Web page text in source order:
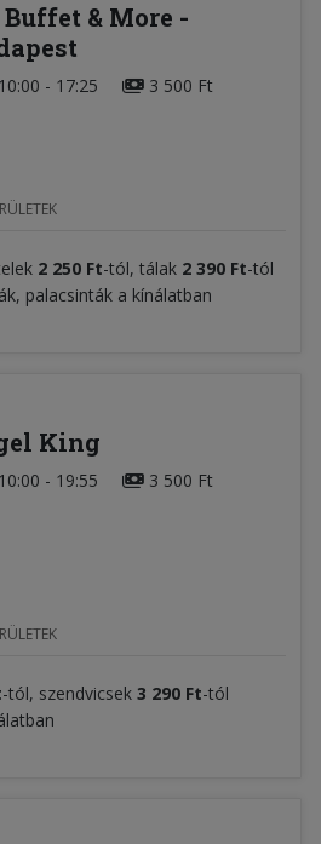
Buffet & More -
- 17:25 3 500 Ft
2 250 Ft-tól, tálak 2 390 Ft-tól
palacsinták a kínálatban
King
- 19:55 3 500 Ft
-tól, szendvicsek 3 290 Ft-tól